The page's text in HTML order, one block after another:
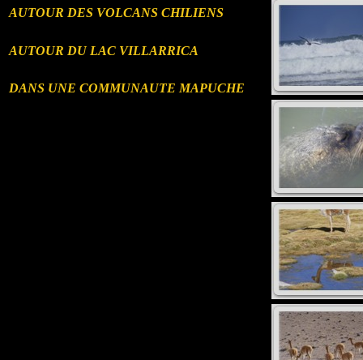
AUTOUR DES VOLCANS CHILIENS
AUTOUR DU LAC VILLARRICA
DANS UNE COMMUNAUTE MAPUCHE